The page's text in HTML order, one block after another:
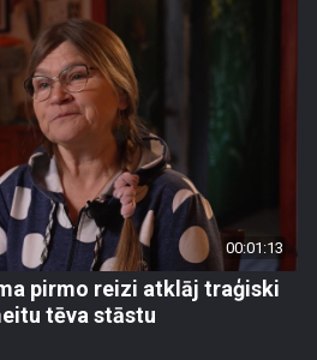
00:01:13
pirmo reizi atklāj traģiski
tēva stāstu